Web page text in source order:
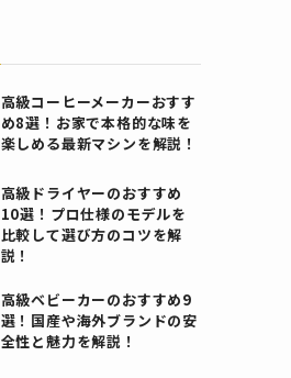
高級コーヒーメーカーおすす
め8選！お家で本格的な味を
楽しめる最新マシンを解説！
高級ドライヤーのおすすめ
10選！プロ仕様のモデルを
比較して選び方のコツを解
説！
高級ベビーカーのおすすめ9
選！国産や海外ブランドの安
全性と魅力を解説！